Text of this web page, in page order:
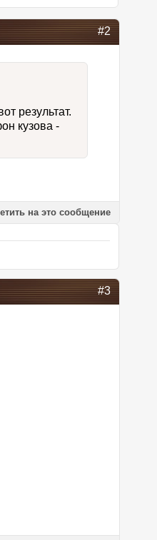
#2
результат.
кузова -
на это сообщение
#3